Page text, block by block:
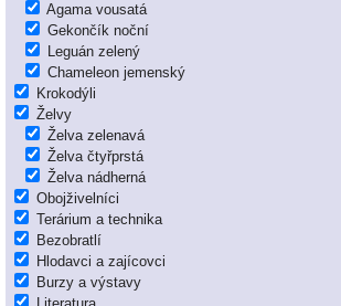
Agama vousatá
Gekončík noční
Leguán zelený
Chameleon jemenský
Krokodýli
Želvy
Želva zelenavá
Želva čtyřprstá
Želva nádherná
Obojživelníci
Terárium a technika
Bezobratlí
Hlodavci a zajícovci
Burzy a výstavy